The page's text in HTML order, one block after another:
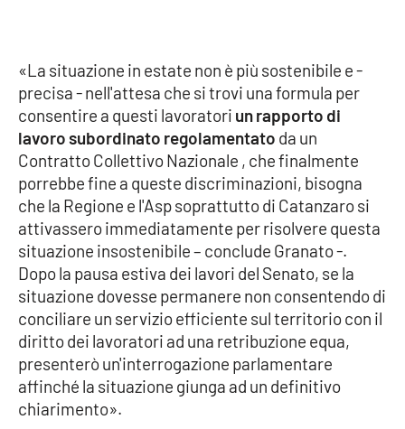
Lacitymag.it
Lacapitalenews.it
Ilreggino.it
Cosenzachannel.it
Ilvibonese.it
Catanzarochannel.it
APP
Android
«La situazione in estate non è più sostenibile e -
precisa - nell'attesa che si trovi una formula per
consentire a questi lavoratori un rapporto di
lavoro subordinato regolamentato da un
Contratto Collettivo Nazionale , che finalmente
porrebbe fine a queste discriminazioni, bisogna
che la Regione e l'Asp soprattutto di Catanzaro si
attivassero immediatamente per risolvere questa
situazione insostenibile – conclude Granato -.
Dopo la pausa estiva dei lavori del Senato, se la
situazione dovesse permanere non consentendo di
conciliare un servizio efficiente sul territorio con il
diritto dei lavoratori ad una retribuzione equa,
presenterò un'interrogazione parlamentare
affinché la situazione giunga ad un definitivo
chiarimento».